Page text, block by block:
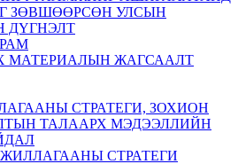
ЗӨВШӨӨРСӨН УЛСЫН
ДҮГНЭЛТ
МАТЕРИАЛЫН ЖАГСААЛТ
СТРАТЕГИ, ЗОХИОН
ТАЛААРХ МЭДЭЭЛЛИЙН
СТРАТЕГИ